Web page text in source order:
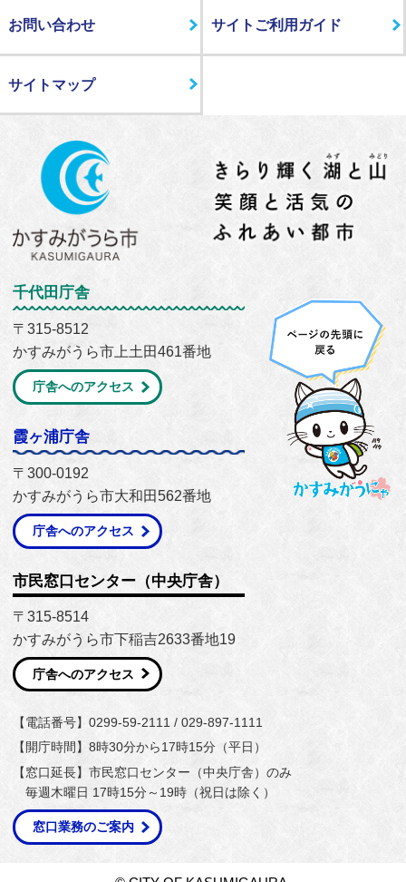
お問い合わせ サイトご利用ガイド
サイトマップ
千代田庁舎
〒315-8512
かすみがうら市上土田461番地
庁舎へのアクセス
霞ヶ浦庁舎
〒300-0192
かすみがうら市大和田562番地
庁舎へのアクセス
市民窓口センター（中央庁舎）
〒315-8514
かすみがうら市下稲吉2633番地19
庁舎へのアクセス
【電話番号】0299-59-2111 / 029-897-1111
【開庁時間】8時30分から17時15分（平日）
【窓口延長】市民窓口センター（中央庁舎）のみ
毎週木曜日 17時15分～19時（祝日は除く）
窓口業務のご案内